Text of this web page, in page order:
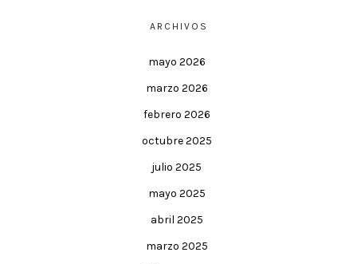
ARCHIVOS
mayo 2026
marzo 2026
febrero 2026
octubre 2025
julio 2025
mayo 2025
abril 2025
marzo 2025